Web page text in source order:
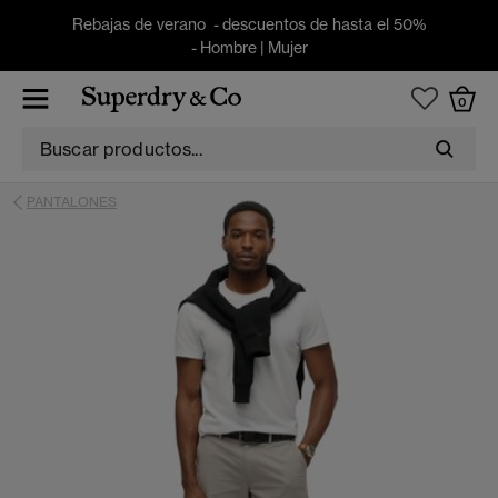
Rebajas de verano - descuentos de hasta el 50%
- Hombre| Mujer
0
PANTALONES